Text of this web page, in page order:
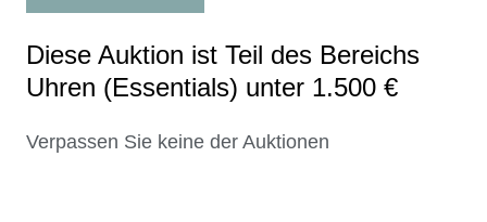
Diese Auktion ist Teil des Bereichs
Uhren (Essentials) unter 1.500 €
Verpassen Sie keine der Auktionen